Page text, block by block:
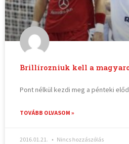
Brillírozniuk kell a
Pont nélkül kezdi meg a pénteki
TOVÁBB OLVASOM »
2016.01.21. Nincs hozzászólás